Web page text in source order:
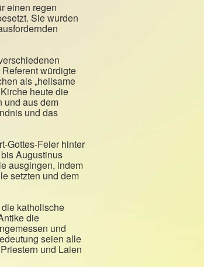
einen regen
Sie wurden
würdigte
als „heilsame
heute die
und aus dem
und das
Gottes-Feier hinter
Augustinus
ausgingen, indem
setzten und dem
katholische
die
und
seien alle
und Laien